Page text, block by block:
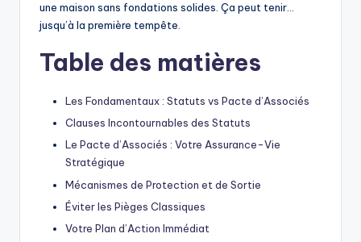
une maison sans fondations solides. Ça peut tenir…
jusqu’à la première tempête.
Table des matières
Les Fondamentaux : Statuts vs Pacte d’Associés
Clauses Incontournables des Statuts
Le Pacte d’Associés : Votre Assurance-Vie
Stratégique
Mécanismes de Protection et de Sortie
Éviter les Pièges Classiques
Votre Plan d’Action Immédiat